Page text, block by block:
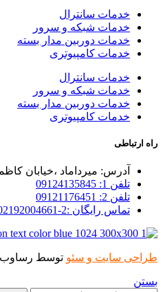
خدمات سانترال
خدمات شبکه و سرور
خدمات دوربین مدار بسته
خدمات کامپیوتری
خدمات سانترال
خدمات شبکه و سرور
خدمات دوربین مدار بسته
خدمات کامپیوتری
راه ارتباطی
آدرس: میرداماد ،خیابان
تلفن 1: 09124135845
تلفن 2: 09121176451
تماس رایگان :2-02192004661
طراحی سایت و سئو توسط رساوب
بستن